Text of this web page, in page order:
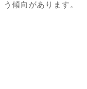
う傾向があります。